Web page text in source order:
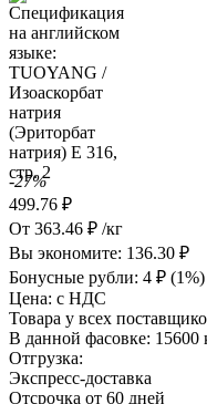
-27%
499.76 ₽
От 363.46 ₽ /кг
Вы экономите: 136.30 ₽
Бонусные рубли: 4 ₽ (1%)
Цена: с НДС
Товара у всех
В данной фасовке: 15600
Отгрузка:
Экспресс-доставка
Отсрочка от 60 дней